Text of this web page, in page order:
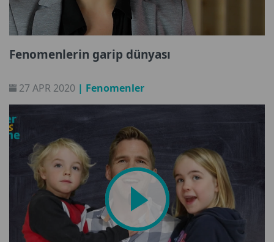
Fenomenlerin garip dünyası
27 APR 2020 | Fenomenler